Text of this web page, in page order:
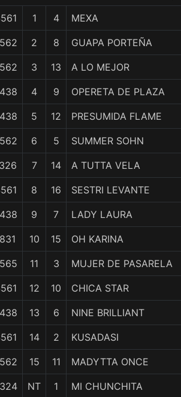
1 4 MEXA
2 8 GUAPA PORTEÑA
3 13 A LO MEJOR
4 9 OPERETA DE PLAZA
5 12 PRESUMIDA FLAME
6 5 SUMMER SOHN
7 14 A TUTTA VELA
8 16 SESTRI LEVANTE
9 7 LADY LAURA
10 15 OH KARINA
11 3 MUJER DE PASARELA
12 10 CHICA STAR
13 6 NINE BRILLIANT
14 2 KUSADASI
15 11 MADYTTA ONCE
NT 1 MI CHUNCHITA